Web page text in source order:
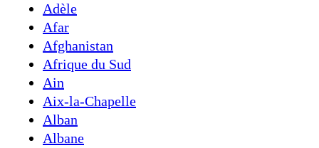
Adèle
Afar
Afghanistan
Afrique du Sud
Ain
Aix-la-Chapelle
Alban
Albane